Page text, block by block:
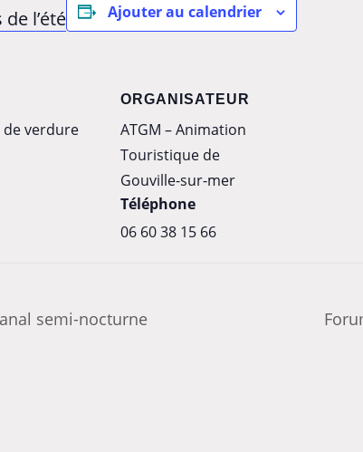
l’été
Ajouter au calendrier
verdure
ORGANISATEUR
ATGM – Animation
Touristique de
Gouville-sur-mer
Téléphone
‭06 60 38 15 66‬
semi-nocturne